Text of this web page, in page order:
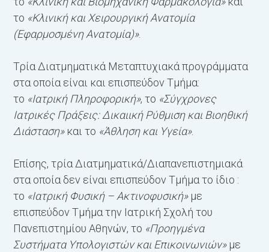
το «Κλινική και Χειρουργική Ανατομία
(Εφαρμοσμένη Ανατομία)».
Τρία Διατμηματικά Μεταπτυχιακά προγράμματα
στα οποία είναι και επισπεύδον Τμήμα:
το «Ιατρική Πληροφορική», το «Σύγχρονες
Ιατρικές Πράξεις: Δικαιική Ρύθμιση και Βιοηθική
Διάσταση»και το «Άθληση και Υγεία».
Επίσης, τρία Διατμηματικά/Διαπανεπιστημιακά
στα οποία δεν είναι επισπεύδον Τμήμα το ίδιο :
το «Ιατρική Φυσική – Ακτινοφυσική»με
επισπεύδον Τμήμα την Ιατρική Σχολή του
Πανεπιστημίου Αθηνών, το «Προηγμένα
Συστήματα Υπολογιστών και Επικοινωνιών»με